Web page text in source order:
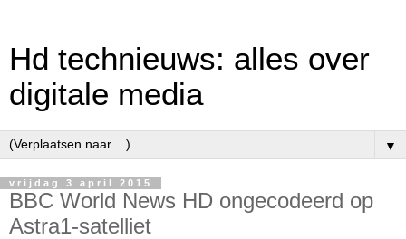
Hd technieuws: alles over
digitale media
▼
vrijdag 3 april 2015
BBC World News HD ongecodeerd op
Astra1-satelliet